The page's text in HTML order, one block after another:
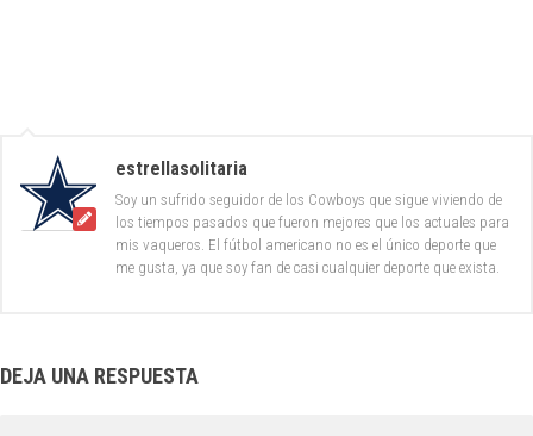
estrellasolitaria
Soy un sufrido seguidor de los Cowboys que sigue viviendo de
los tiempos pasados que fueron mejores que los actuales para
mis vaqueros. El fútbol americano no es el único deporte que
me gusta, ya que soy fan de casi cualquier deporte que exista.
DEJA UNA RESPUESTA